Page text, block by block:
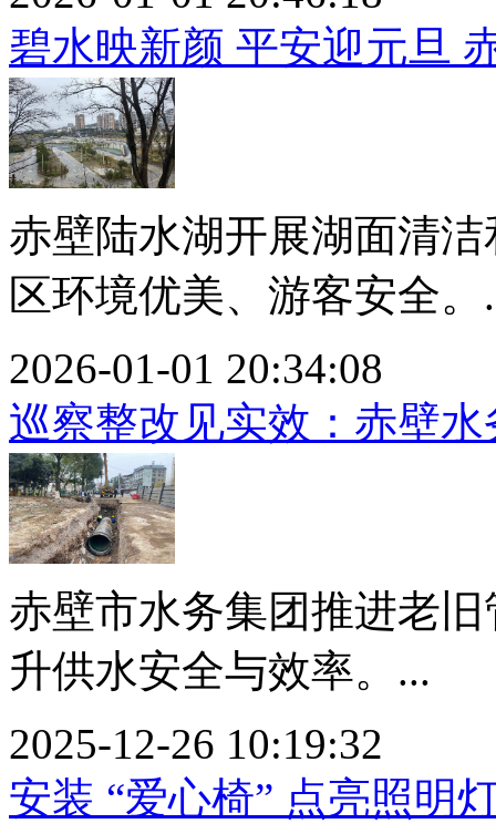
碧水映新颜 平安迎元旦
赤壁陆水湖开展湖面清
区环境优美、游客安全。
2026-01-01 20:34:08
巡察整改见实效：赤壁
赤壁市水务集团推进老
升供水安全与效率。...
2025-12-26 10:19:32
安装 “爱心椅” 点亮照明